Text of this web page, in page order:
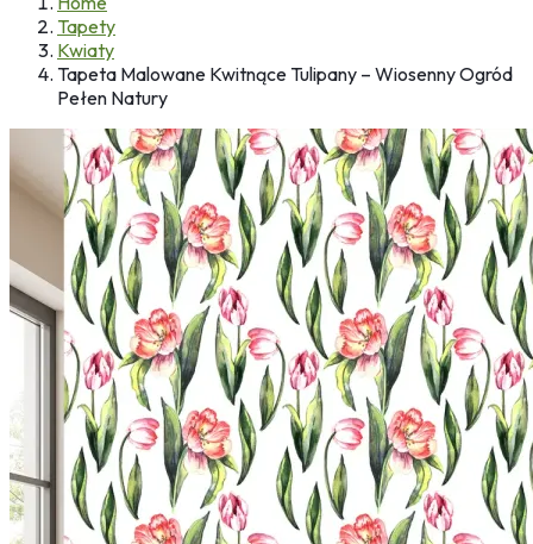
Tapety
Kwiaty
Tapeta Malowane Kwitnące Tulipany – Wiosenny Ogród
Pełen Natury